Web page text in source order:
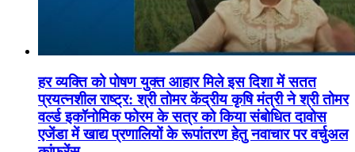
हर व्यक्ति को पोषण युक्त आहार मिले इस दिशा में सतत
प्रयत्नशील राष्ट्र: श्री तोमर केंद्रीय कृषि मंत्री ने श्री तोमर
वर्ल्ड इकॉनोमिक फोरम के सत्र को किया संबोधित दावोस
एजेंडा में खाद्य प्रणालियों के रूपांतरण हेतु नवाचार पर वर्चुअल